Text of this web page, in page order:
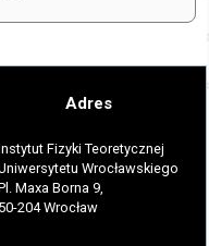
Adres
Fizyki Teoretycznej
Wrocławskiego
Maxa Borna 9,
50-204 Wrocław